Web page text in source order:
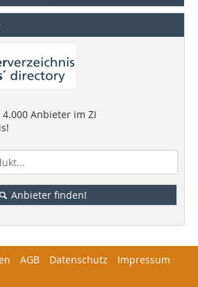
Anbieter im ZI
Anbieter finden!
AGB Datenschutz
Impressum